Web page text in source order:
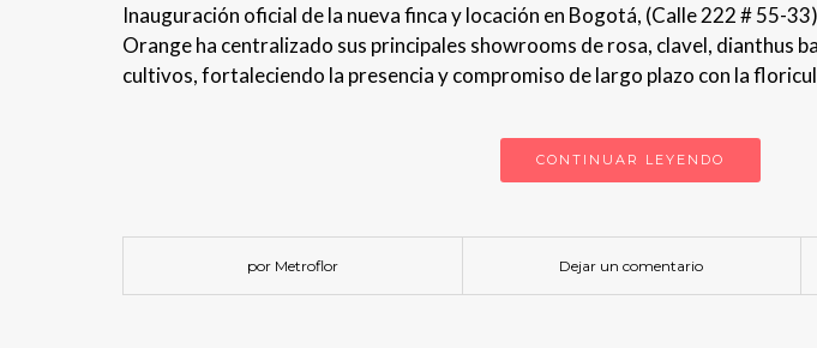
Inauguración oficial de la nueva finca y locación en Bogotá, (Calle 222 # 55-
Orange ha centralizado sus principales showrooms de rosa, clavel, dianthus
cultivos, fortaleciendo la presencia y compromiso de largo plazo con la
CONTINUAR LEYENDO
por Metroflor Dejar un comentario